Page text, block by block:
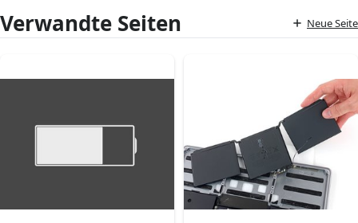
Verwandte Seiten Neue Seite